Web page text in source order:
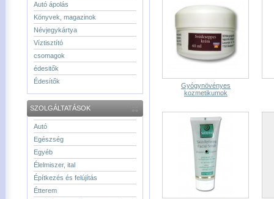
Autó ápolás
Könyvek, magazinok
Névjegykártya
Víztisztító
csomagok
édesitők
Édesítők
SZOLGÁLTATÁSOK
Autó
Egészség
Egyéb
Élelmiszer, ital
Építkezés és felújítás
Étterem
Gyógynövényes
kozmetikumok